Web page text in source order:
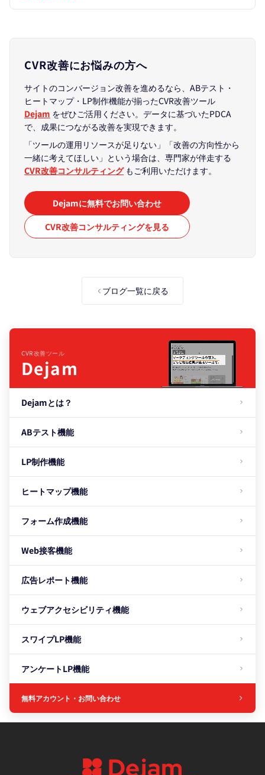
CVR改善にお悩みの方へ
サイトのコンバージョン改善を進めるなら、ABテスト・
ヒートマップ・LP制作機能が揃ったCVR改善ツール
Dejam をぜひご活用ください。データに基づいたPDCA
で、成果につながる改善を実現できます。
「ツールの運用リソースが足りない」「改善の方向性から
一緒に考えてほしい」という場合は、専門家が伴走する
CVR改善コンサルティングもご利用いただけます。
Dejamに無料でお問い合わせ
CVR改善コンサルティングを見る
ブログ一覧に戻る
CVR改善ツール
Dejam
Dejamとは？
ABテスト機能
LP制作機能
ヒートマップ機能
フォーム作成機能
Web接客機能
広告レポート機能
ウェブアクセシビリティ機能
スワイプLP機能
アンケートLP機能
無料アカウント・お問い合わせ